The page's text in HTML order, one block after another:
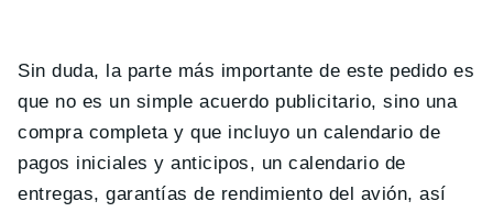
Sin duda, la parte más importante de este pedido es
que no es un simple acuerdo publicitario, sino una
compra completa y que incluyo un calendario de
pagos iniciales y anticipos, un calendario de
entregas, garantías de rendimiento del avión, así